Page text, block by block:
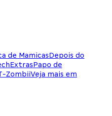
de MamicasDepois do
ExtrasPapo de
ZombiiVeja mais em